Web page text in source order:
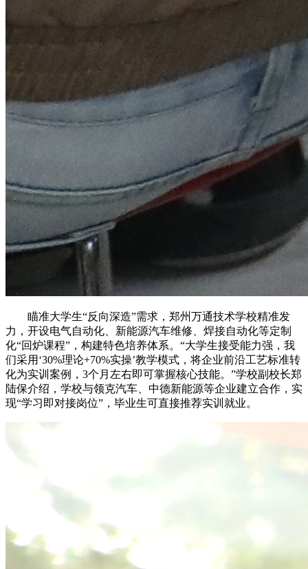
瞄准大学生“反向深造”需求，郑州万通技术学校精准发
力，开设电气自动化、新能源汽车维修、焊接自动化等定制
化“回炉课程”，构建特色培养体系。“大学生接受能力强，我
们采用‘30%理论+70%实操’教学模式，将企业前沿工艺标准转
化为实训案例，3个月左右即可掌握核心技能。”学校副校长郑
陆保介绍，学校与领克汽车、中德新能源等企业建立合作，实
现“学习即对接岗位”，毕业生可直接推荐实训就业。